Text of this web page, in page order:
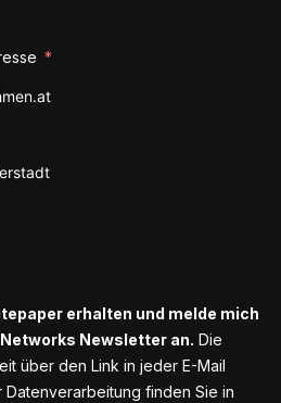
erhalten und melde mich
Newsletter an. Die
über den Link in jeder E-Mail
Datenverarbeitung finden Sie in